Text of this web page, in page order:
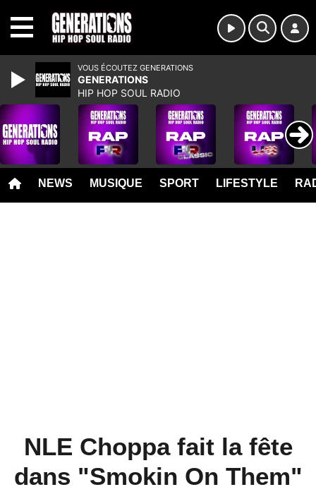
NEWS MUSIQUE SPORT LIFESTYLE
NLE Choppa fait la fête
dans "Smokin On Them"
VOUS ÉCOUTEZ GENERATIONS
GENERATIONS
HIP HOP SOUL RADIO